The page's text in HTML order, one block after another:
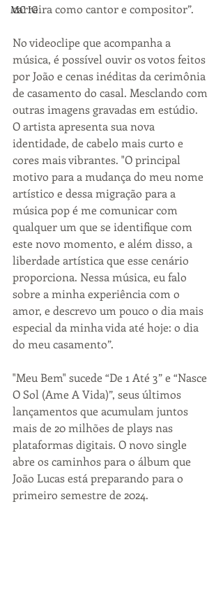
MC IG
carreira como cantor e compositor”.
No videoclipe que acompanha a
música, é possível ouvir os votos feitos
por João e cenas inéditas da cerimônia
de casamento do casal. Mesclando com
outras imagens gravadas em estúdio.
O artista apresenta sua nova
identidade, de cabelo mais curto e
cores mais vibrantes. "O principal
motivo para a mudança do meu nome
artístico e dessa migração para a
música pop é me comunicar com
qualquer um que se identifique com
este novo momento, e além disso, a
liberdade artística que esse cenário
proporciona. Nessa música, eu falo
sobre a minha experiência com o
amor, e descrevo um pouco o dia mais
especial da minha vida até hoje: o dia
do meu casamento”.
"Meu Bem" sucede “De 1 Até 3” e “Nasce
O Sol (Ame A Vida)”, seus últimos
lançamentos que acumulam juntos
mais de 20 milhões de plays nas
plataformas digitais. O novo single
abre os caminhos para o álbum que
João Lucas está preparando para o
primeiro semestre de 2024.